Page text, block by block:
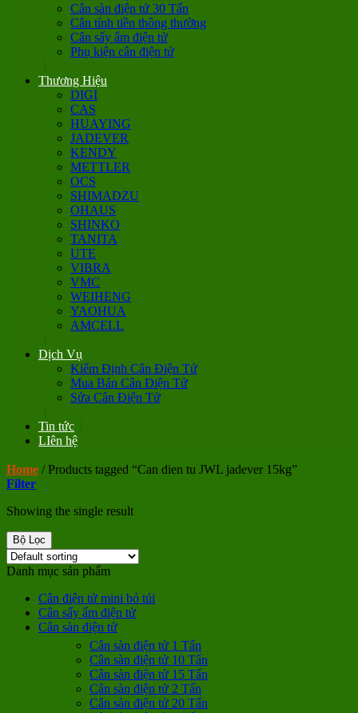
Cân sàn điện tử 30 Tấn
Cân tính tiền thông thường
Cân sấy ẩm điện tử
Phụ kiện cân điện tử
Thương Hiệu
DIGI
CAS
HUAYING
JADEVER
KENDY
METTLER
OCS
SHIMADZU
OHAUS
SHINKO
TANITA
UTE
VIBRA
VMC
WEIHENG
YAOHUA
AMCELL
Dịch Vụ
Kiểm Định Cân Điện Tử
Mua Bán Cân Điện Tử
Sửa Cân Điện Tử
Tin tức
LIên hệ
Home /Products tagged “Can dien tu JWL jadever 15kg”
Filter
Showing the single result
Bộ Lọc
Danh mục sản phẩm
Cân điện tử mini bỏ túi
Cân sấy ẩm điện tử
Cân sàn điện tử
Cân sàn điện tử 1 Tấn
Cân sàn điện tử 10 Tấn
Cân sàn điện tử 15 Tấn
Cân sàn điện tử 2 Tấn
Cân sàn điện tử 20 Tấn